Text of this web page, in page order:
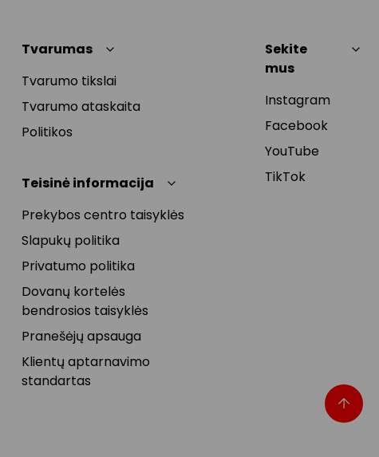
Tvarumas
Tvarumo tikslai
Tvarumo ataskaita
Politikos
Teisinė informacija
Prekybos centro taisyklės
Slapukų politika
Privatumo politika
Dovanų kortelės
bendrosios taisyklės
Pranešėjų apsauga
Klientų aptarnavimo
standartas
Sekite
mus
Instagram
Facebook
YouTube
TikTok